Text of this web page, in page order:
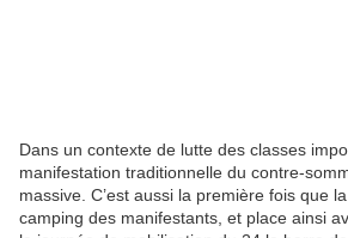
Dans un contexte de lutte des classes
manifestation traditionnelle du contre-
massive. C’est aussi la première fois que
camping des manifestants, et place ainsi